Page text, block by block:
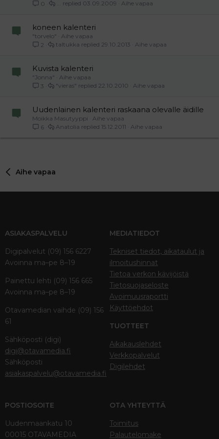
0
Aihe vapaa
03.09.2009
koneen kalenteri
"torvelo"
Aihe vapaa
2
Aihe vapaa
29.10.2013
taltukka
Kuvista kalenteri
"Jonna"
Aihe vapaa
3
Aihe vapaa
22.10.2010
"vieras"
Uudenlainen kalenteri raskaana olevalle äidille
Moikka Masutyyppi
Aihe vapaa
6
Aihe vapaa
15.12.2011
Anatolia
Aihe vapaa
ASIAKASPALVELU
Digipalvelut (09) 156 6227
Avoinna ma–pe 8–19
Painettu lehti (09) 156 665
Avoinna ma–pe 8–19
Otavamedian vaihde (09) 156
61
Sähköposti (digi)
digi@otavamedia.fi
Sähköposti
asiakaspalvelu@otavamedia.fi
MEDIATIEDOT
Tekniset tiedot, aikataulut ja
ilmoitushinnat
Tietoa verkon kävijöistä
Tietosuojaseloste
Avoimuusraportti
Käyttöehdot
TUOTTEET
Aikakauslehdet
Verkkopalvelut
Digilehdet
POSTIOSOITE
Uudenmaankatu 10
00015 OTAVAMEDIA
OTA YHTEYTTÄ
Toimitus
Palautelomake